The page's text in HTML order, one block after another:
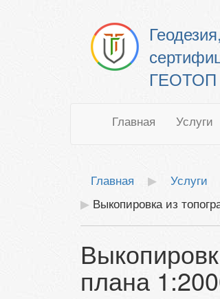
ГЕОТОП
Главная Услуги
Главная Услуги
Выкопировка из
плана